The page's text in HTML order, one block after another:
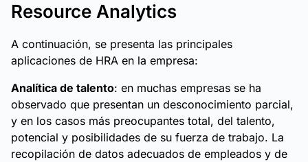
Resource Analytics
A continuación, se presenta las principales
aplicaciones de HRA en la empresa:
Analítica de talento: en muchas empresas se ha
observado que presentan un desconocimiento parcial,
y en los casos más preocupantes total, del talento,
potencial y posibilidades de su fuerza de trabajo. La
recopilación de datos adecuados de empleados y de